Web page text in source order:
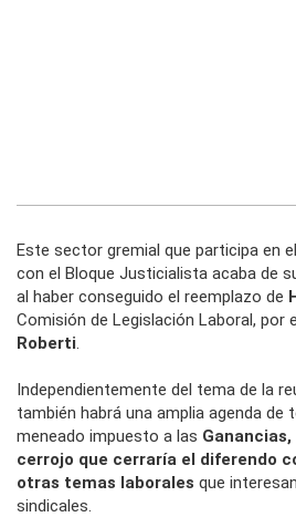
Este sector gremial que participa en
con el Bloque Justicialista acaba de
al haber conseguido el reemplazo de
Comisión de Legislación Laboral, por
Roberti.
Independientemente del tema de la
también habrá una amplia agenda de
meneado impuesto a las
cerrojo que cerraría el diferendo
otras temas laborales que
sindicales.